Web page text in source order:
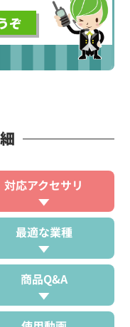
ぞ
対応アクセサリ
最適な業種
商品Q&A